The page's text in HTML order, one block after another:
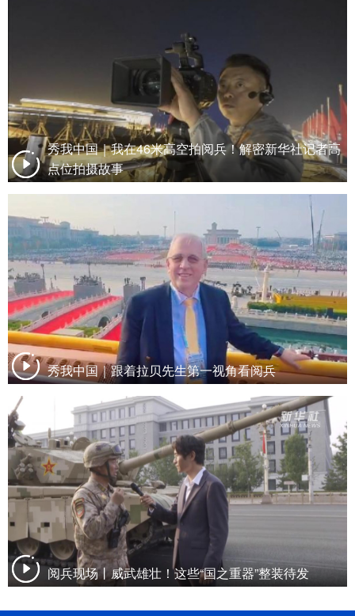
秀我中国｜我在46米高空拍阅兵！解密新华社记者高
点位拍摄故事
秀我中国｜跟着拉贝先生第一视角看阅兵
阅兵现场丨威武雄壮！这些“国之重器”整装待发